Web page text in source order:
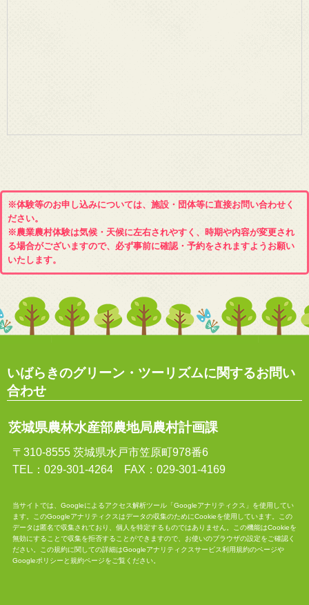
※体験等のお申し込みについては、施設・団体等に直接お問い合わせく
ださい。
※農業農村体験は気候・天候に左右されやすく、時期や内容が変更され
る場合がございますので、必ず事前に確認・予約をされますようお願い
いたします。
いばらきのグリーン・ツーリズムに関するお問い
合わせ
茨城県農林水産部農地局農村計画課
〒310-8555 茨城県水戸市笠原町978番6
TEL：029-301-4264 FAX：029-301-4169
当サイトでは、Googleによるアクセス解析ツール「Googleアナリティクス」を使用してい
ます。このGoogleアナリティクスはデータの収集のためにCookieを使用しています。この
データは匿名で収集されており、個人を特定するものではありません。この機能はCookieを
無効にすることで収集を拒否することができますので、お使いのブラウザの設定をご確認く
ださい。この規約に関しての詳細はGoogleアナリティクスサービス利用規約のページや
Googleポリシーと規約ページをご覧ください。